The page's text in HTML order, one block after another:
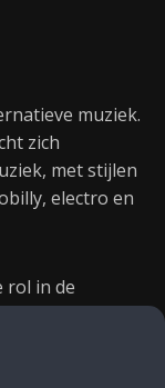
muziek.
zich
met stijlen
electro en
rol in de